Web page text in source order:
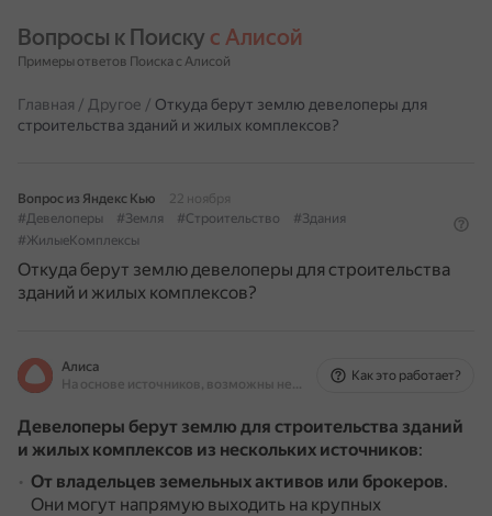
Вопросы к Поиску с Алисой
Примеры ответов Поиска с Алисой
Главная / Другое / Откуда берут землю девелоперы для
строительства зданий и жилых комплексов?
Вопрос из Яндекс Кью
22 ноября
#Девелоперы
#Земля #Строительство
#Здания
#ЖилыеКомплексы
Откуда берут землю девелоперы для строительства
зданий и жилых комплексов?
Алиса
На основе источников, возможны неточности
Как это работает?
Девелоперы берут землю для строительства зданий
и жилых комплексов из нескольких источников:
От владельцев земельных активов или брокеров.
Они могут напрямую выходить на крупных